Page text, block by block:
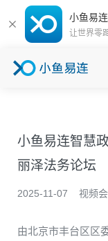
小鱼易
让世界零
超融合视频平台
解决方案
政务行业
核心优势
关于我们
小鱼易连智慧
丽泽法务论坛
2025-11-07 视频
由北京市丰台区区